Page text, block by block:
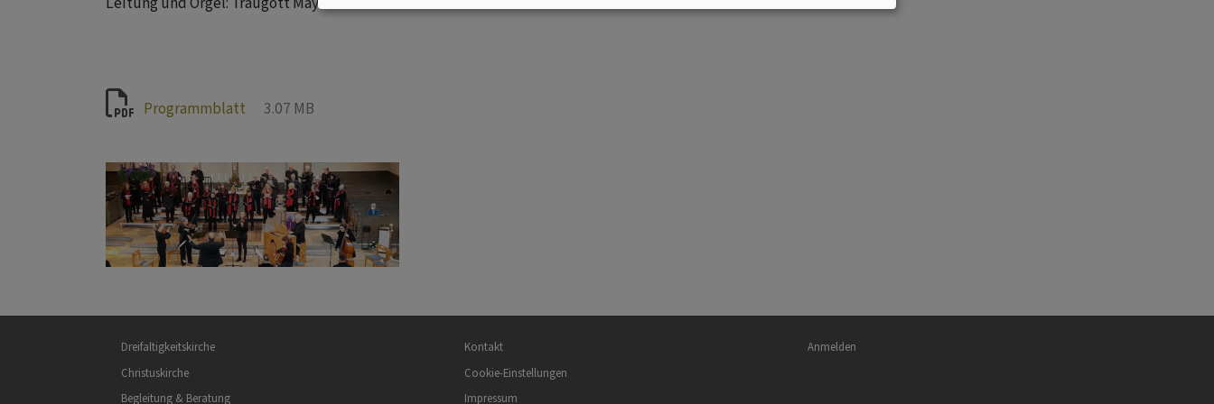
Programmblatt 3.07 MB
Hauptnavigation
Dreifaltigkeitskirche
Christuskirche
Begleitung & Beratung
Fußbereichsmenü
Kontakt
Cookie-Einstellungen
Impressum
Benutzermenü
Anmelden